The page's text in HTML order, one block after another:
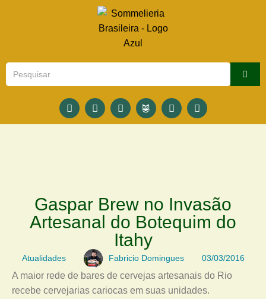
Gaspar Brew no Invasão
Artesanal do Botequim do
Itahy
Atualidades Fabricio Domingues 03/03/2016
A maior rede de bares de cervejas artesanais do Rio
recebe cervejarias cariocas em suas unidades.